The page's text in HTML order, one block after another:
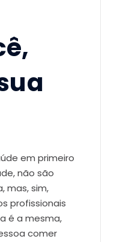
em primeiro
não são
mas, sim,
profissionais
é a mesma,
comer